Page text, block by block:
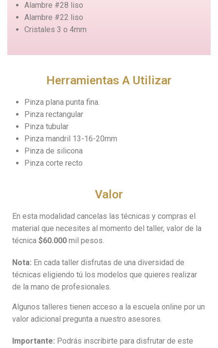
Alambre #28 liso
Alambre #22 liso
Cristales 3 o 4mm
Herramientas A Utilizar
Pinza plana punta fina.
Pinza rectangular
Pinza tubular
Pinza mandril 13-16-20mm
Pinza de silicona
Pinza corte recto
Valor
En esta modalidad cancelas las técnicas y compras el
material que necesites al momento del taller, valor de la
técnica $60.000 mil pesos.
Nota: En cada taller disfrutas de una diversidad de
técnicas eligiendo tú los modelos que quieres realizar
de la mano de profesionales.
Algunos talleres tienen acceso a la escuela online por un
valor adicional pregunta a nuestro asesores.
Importante: Podrás inscribirte para disfrutar de este